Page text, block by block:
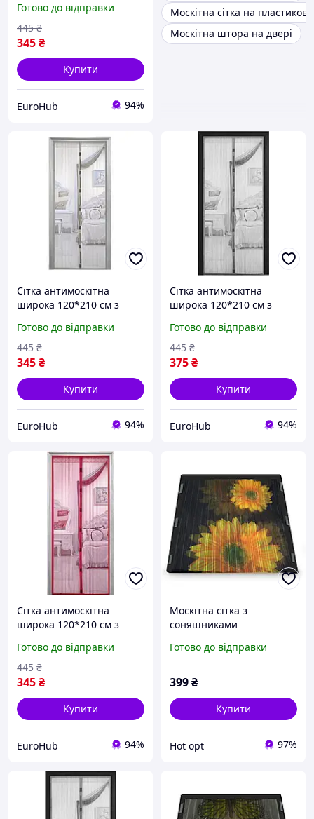
магніти у вигляді пташок
Бежева
Готово до відправки
345₴
445 ₴
Купити
EuroHub 94%
Москітна сітка на
Москітна штора на двері
Сітка антимоскітна
широка 120*210 см з
магніти у вигляді пташок
Сірий
Готово до відправки
345₴
445 ₴
Купити
EuroHub 94%
Сітка антимоскітна
широка 120*210 см з
магніти у вигляді пташок
Чорна
Готово до відправки
375₴
445 ₴
Купити
EuroHub 94%
Сітка антимоскітна
широка 120*210 см з
магніти у вигляді пташок
Бордова
Готово до відправки
345₴
445 ₴
Купити
EuroHub 94%
Москітна сітка з
соняшниками
Готово до відправки
399₴
Купити
Hot opt 97%